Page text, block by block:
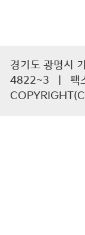
경기도 광명시
4822~3 | 팩